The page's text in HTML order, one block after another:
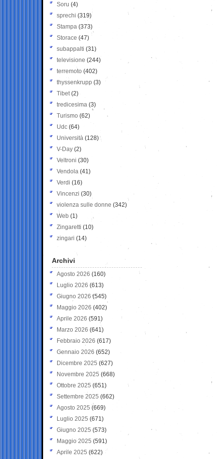
Soru (4)
sprechi (319)
Stampa (373)
Storace (47)
subappalti (31)
televisione(244)
terremoto (402)
thyssenkrupp (3)
Tibet(2)
tredicesima (3)
Turismo (62)
Udc (64)
Università (128)
V-Day (2)
Veltroni (30)
Vendola (41)
Verdi (16)
Vincenzi (30)
violenza sulle donne (342)
Web (1)
Zingaretti (10)
zingari (14)
Archivi
Agosto 2026 (160)
Luglio 2026 (613)
Giugno 2026 (545)
Maggio 2026 (402)
Aprile 2026 (591)
Marzo 2026 (641)
Febbraio 2026 (617)
Gennaio 2026 (652)
Dicembre 2025 (627)
Novembre 2025 (668)
Ottobre 2025 (651)
Settembre 2025 (662)
Agosto 2025 (669)
Luglio 2025 (671)
Giugno 2025 (573)
Maggio 2025 (591)
Aprile 2025 (622)